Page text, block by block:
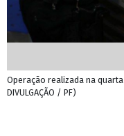
Operação realizada na
DIVULGAÇÃO / PF)